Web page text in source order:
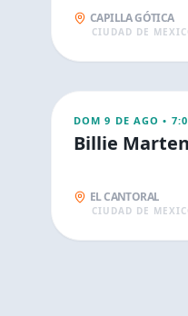
CAPILLA GÓTICA
CIUDAD DE
CONCIERTOS
DOM 9 DE AGO •
Billie
EL CANTORAL
CIUDAD DE